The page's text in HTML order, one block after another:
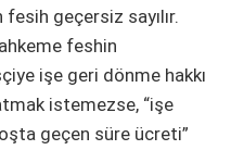
fesih geçersiz sayılır.
feshin
işe geri dönme hakkı
istemezse, “işe
geçen süre ücreti”